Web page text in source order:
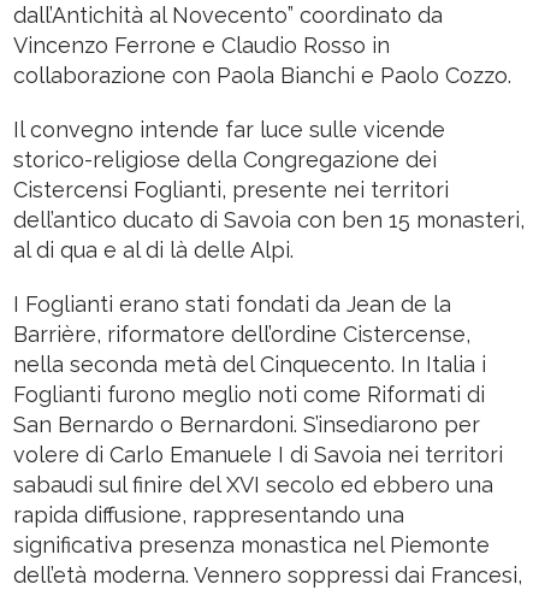
dall’Antichità al Novecento” coordinato da
Vincenzo Ferrone e Claudio Rosso in
collaborazione con Paola Bianchi e Paolo Cozzo.
Il convegno intende far luce sulle vicende
storico-religiose della Congregazione dei
Cistercensi Foglianti, presente nei territori
dell’antico ducato di Savoia con ben 15 monasteri,
al di qua e al di là delle Alpi.
I Foglianti erano stati fondati da Jean de la
Barrière, riformatore dell’ordine Cistercense,
nella seconda metà del Cinquecento. In Italia i
Foglianti furono meglio noti come Riformati di
San Bernardo o Bernardoni. S’insediarono per
volere di Carlo Emanuele I di Savoia nei territori
sabaudi sul finire del XVI secolo ed ebbero una
rapida diffusione, rappresentando una
significativa presenza monastica nel Piemonte
dell’età moderna. Vennero soppressi dai Francesi,